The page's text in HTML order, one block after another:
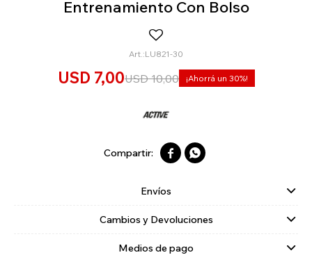
Entrenamiento Con Bolso
LU821-30
USD 7,00USD 10,00 30
 
Envíos
Cambios y Devoluciones
Medios de pago